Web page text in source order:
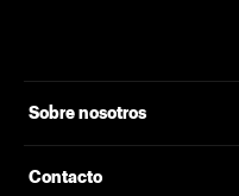
Sobre nosotros
Contacto